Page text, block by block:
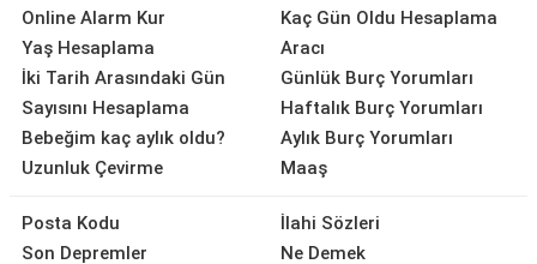
Online Alarm Kur
Yaş Hesaplama
İki Tarih Arasındaki Gün
Sayısını Hesaplama
Bebeğim kaç aylık oldu?
Uzunluk Çevirme
Kaç Gün Oldu Hesaplama
Aracı
Günlük Burç Yorumları
Haftalık Burç Yorumları
Aylık Burç Yorumları
Maaş
Posta Kodu
Son Depremler
İlahi Sözleri
Ne Demek